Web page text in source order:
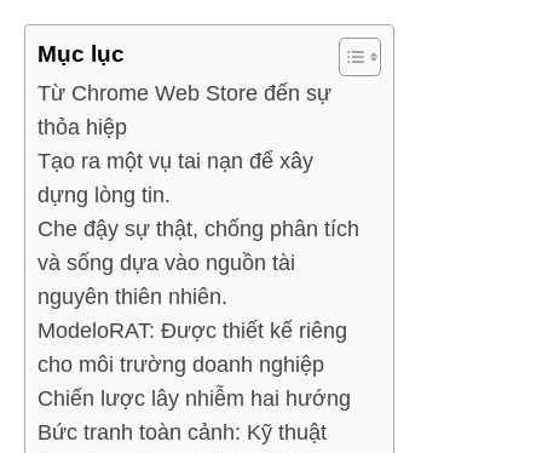
Mục lục
Từ Chrome Web Store đến sự
thỏa hiệp
Tạo ra một vụ tai nạn để xây
dựng lòng tin.
Che đậy sự thật, chống phân tích
và sống dựa vào nguồn tài
nguyên thiên nhiên.
ModeloRAT: Được thiết kế riêng
cho môi trường doanh nghiệp
Chiến lược lây nhiễm hai hướng
Bức tranh toàn cảnh: Kỹ thuật